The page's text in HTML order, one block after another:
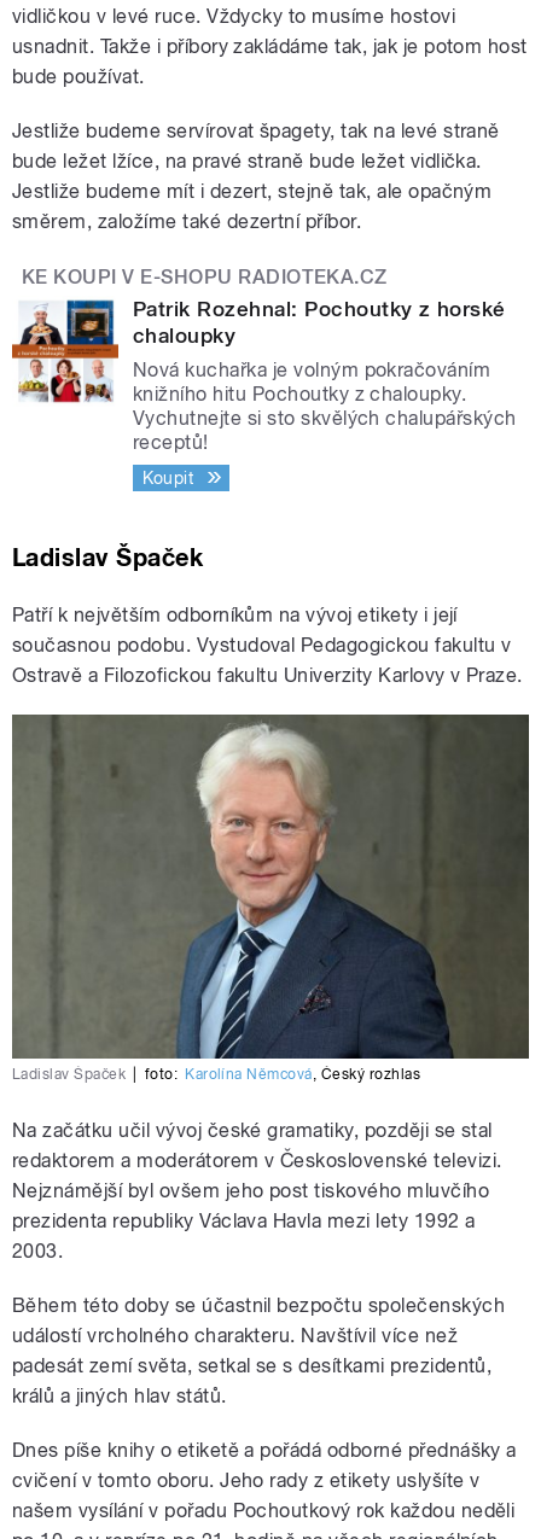
vidličkou v levé ruce. Vždycky to musíme hostovi
usnadnit. Takže i příbory zakládáme tak, jak je potom host
bude používat.
Jestliže budeme servírovat špagety, tak na levé straně
bude ležet lžíce, na pravé straně bude ležet vidlička.
Jestliže budeme mít i dezert, stejně tak, ale opačným
směrem, založíme také dezertní příbor.
KE KOUPI V E-SHOPU RADIOTEKA.CZ
Patrik Rozehnal: Pochoutky z horské
chaloupky
Nová kuchařka je volným pokračováním
knižního hitu Pochoutky z chaloupky.
Vychutnejte si sto skvělých chalupářských
receptů!
Koupit
Ladislav Špaček
Patří k největším odborníkům na vývoj etikety i její
současnou podobu. Vystudoval Pedagogickou fakultu v
Ostravě a Filozofickou fakultu Univerzity Karlovy v Praze.
Ladislav Špaček foto: Karolína Němcová, Český rozhlas
Na začátku učil vývoj české gramatiky, později se stal
redaktorem a moderátorem v Československé televizi.
Nejznámější byl ovšem jeho post tiskového mluvčího
prezidenta republiky Václava Havla mezi lety 1992 a
2003.
Během této doby se účastnil bezpočtu společenských
událostí vrcholného charakteru. Navštívil více než
padesát zemí světa, setkal se s desítkami prezidentů,
králů a jiných hlav států.
Dnes píše knihy o etiketě a pořádá odborné přednášky a
cvičení v tomto oboru. Jeho rady z etikety uslyšíte v
našem vysílání v pořadu Pochoutkový rok každou neděli